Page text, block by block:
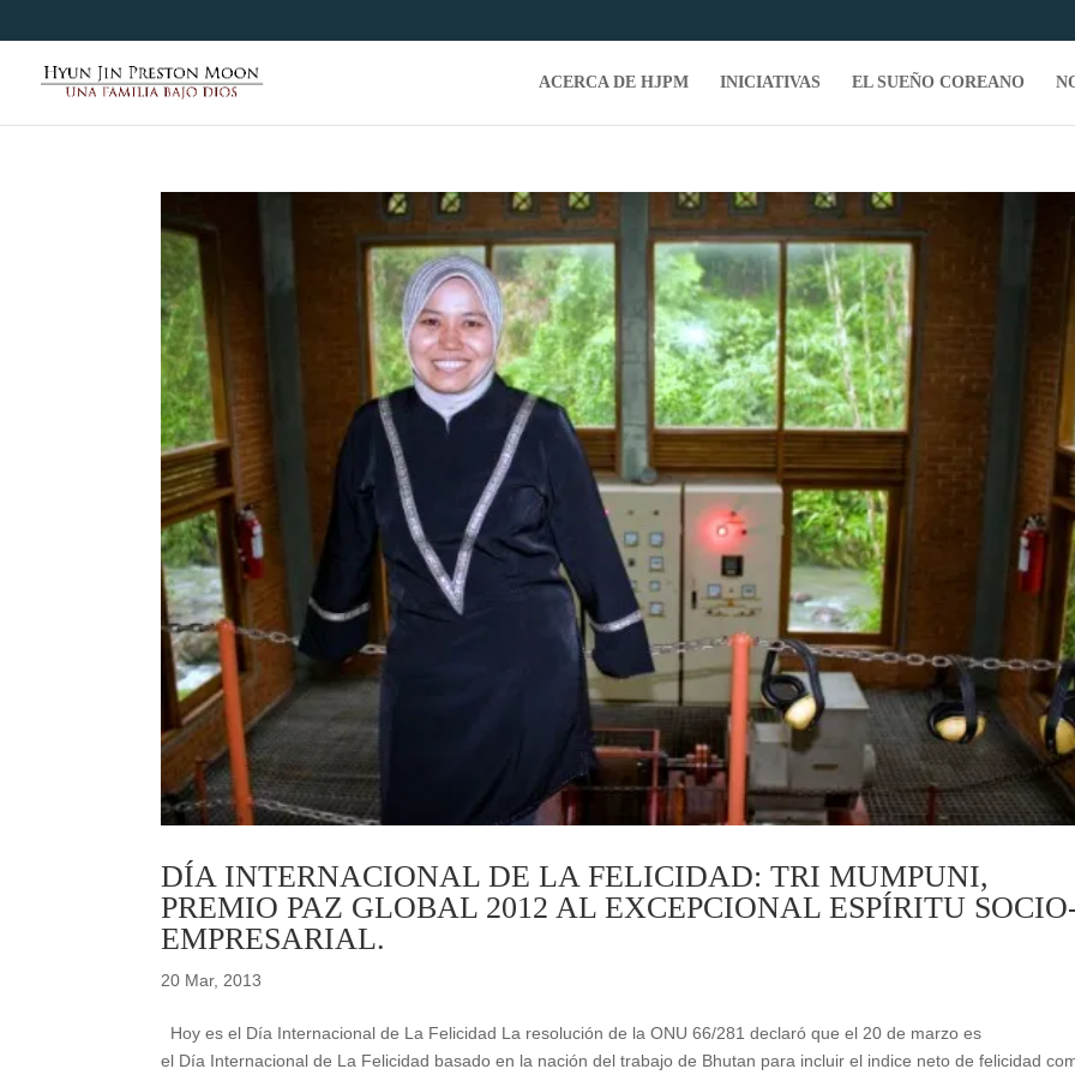
ACERCA DE HJPM INICIATIVAS EL SUEÑO COREANO
DÍA INTERNACIONAL DE LA FELICIDAD: TRI MUMPUNI,
PREMIO PAZ GLOBAL 2012 AL EXCEPCIONAL ESPÍRITU
EMPRESARIAL.
20 Mar, 2013
Hoy es el Día Internacional de La Felicidad La resolución de la ONU 66/281 declaró que el 20 de marzo es
el Día Internacional de La Felicidad basado en la nación del trabajo de Bhutan para incluir el indice neto de felicidad